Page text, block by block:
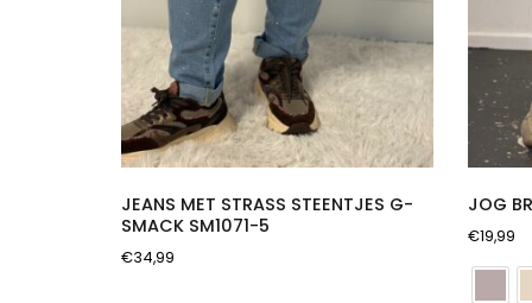
JEANS MET STRASS STEENTJES G-
SMACK SM1071-5
€34,99
JOG
€19,99